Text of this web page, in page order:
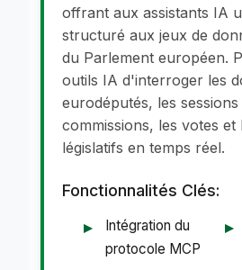
offrant aux assistants IA
structuré aux jeux de
du Parlement européen.
outils IA d'interroger les
eurodéputés, les
commissions, les votes et
législatifs en temps réel.
Fonctionnalités Clés:
Intégration du
protocole MCP